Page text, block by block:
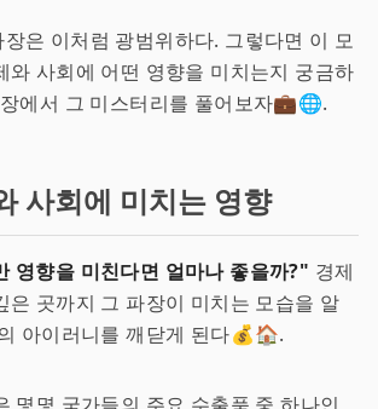
은 이처럼 광범위하다. 그렇다면 이 모
와 사회에 어떤 영향을 미치는지 궁금하
에서 그 미스터리를 풀어보자💼🌐.
사회에 미치는 영향
영향을 미친다면 얼마나 좋을까?" 경제
은 곳까지 그 파장이 미치는 모습을 알
아이러니를 깨닫게 된다💰🏠.